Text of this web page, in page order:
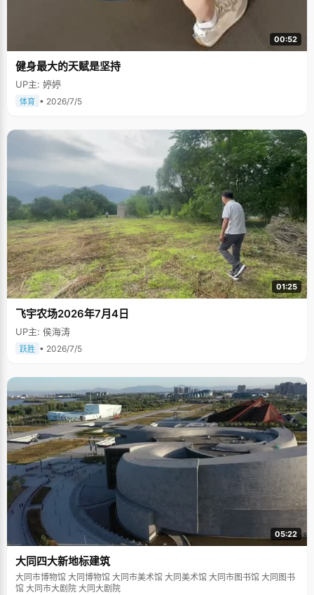
00:52
健身最大的天赋是坚持
UP主: 婷婷
体育 • 2026/7/5
01:25
飞宇农场2026年7月4日
UP主: 侯海涛
跃胜 • 2026/7/5
05:22
大同四大新地标建筑
大同市博物馆 大同博物馆 大同市美术馆 大同美术馆 大同市图书馆 大同图书
馆 大同市大剧院 大同大剧院